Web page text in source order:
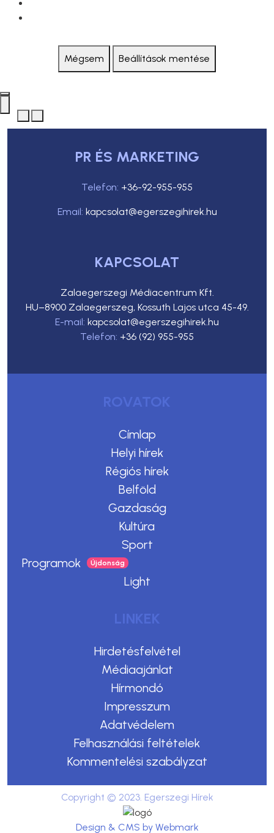
Mégsem Beállítások mentése
PR ÉS MARKETING
Telefon: +36-92-955-955
Email: kapcsolat@egerszegihirek.hu
KAPCSOLAT
Zalaegerszegi Médiacentrum Kft.
HU–8900 Zalaegerszeg, Kossuth Lajos utca 45-49.
E-mail: kapcsolat@egerszegihirek.hu
Telefon: +36 (92) 955-955
ROVATOK
Címlap
Helyi hírek
Régiós hírek
Belföld
Gazdaság
Kultúra
Sport
Programok
Light
LINKEK
Hirdetésfelvétel
Médiaajánlat
Hírmondó
Impresszum
Adatvédelem
Felhasználási feltételek
Kommentelési szabályzat
Copyright © 2023. Egerszegi Hírek
Design & CMS by Webmark